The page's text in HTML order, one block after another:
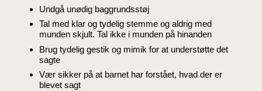
Undgå unødig baggrundsstøj
Tal med klar og tydelig stemme og aldrig med
munden skjult. Tal ikke i munden på hinanden
Brug tydelig gestik og mimik for at understøtte det
sagte
Vær sikker på at barnet har forstået, hvad der er
blevet sagt